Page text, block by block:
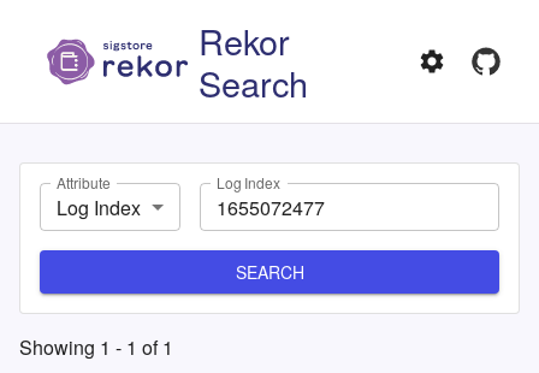
Rekor
Search
Attribute
Log Index
Log Index
SEARCH
Showing 1 - 1 of1